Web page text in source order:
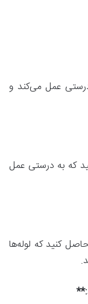
عمل می‌کند و
که به درستی عمل
کنید که لوله‌ها